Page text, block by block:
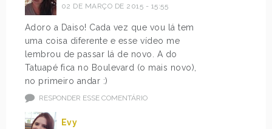
02 DE MARÇO DE 2015 - 15:55
Adoro a Daiso! Cada vez que vou lá tem
uma coisa diferente e esse vídeo me
lembrou de passar lá de novo. A do
Tatuapé fica no Boulevard (o mais novo),
no primeiro andar :)
RESPONDER ESSE COMENTÁRIO
Evy